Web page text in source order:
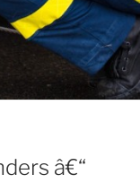
â€“